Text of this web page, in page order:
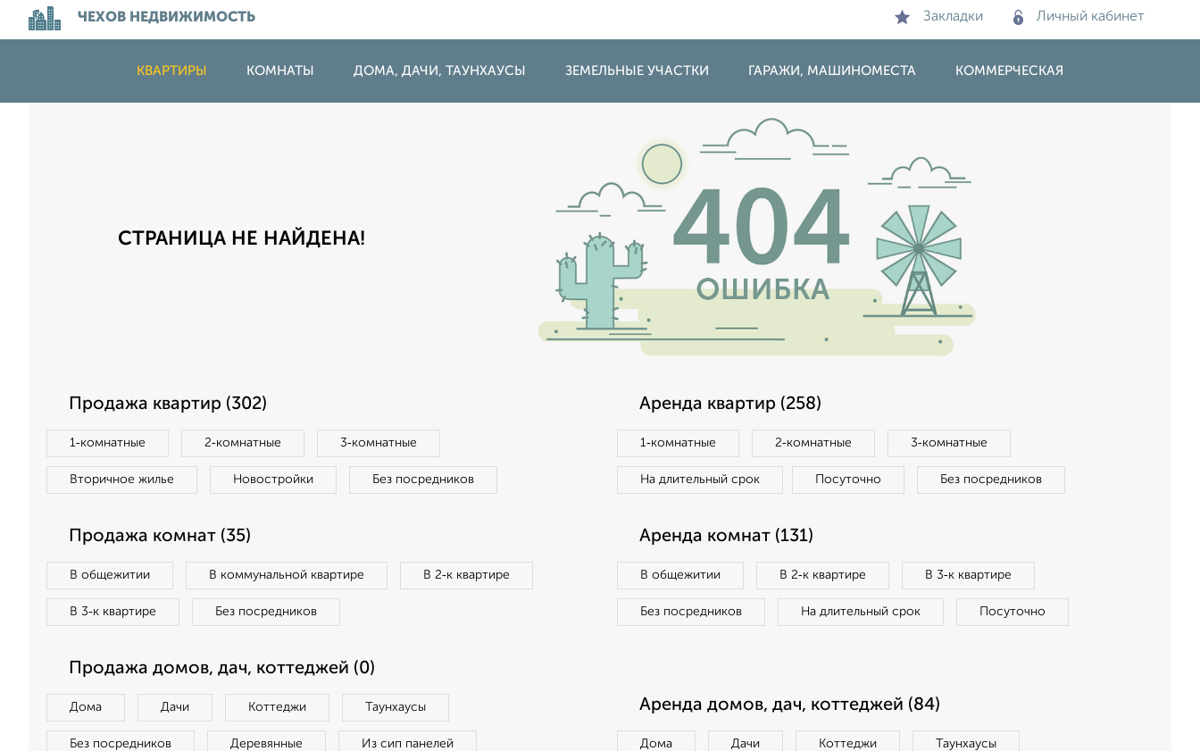
ЧЕХОВ НЕДВИЖИМОСТЬ Закладки Личный кабинет
КВАРТИРЫ КОМНАТЫ ДОМА, ДАЧИ, ТАУНХАУСЫ ЗЕМЕЛЬНЫЕ УЧАСТКИ ГАРАЖИ, МАШИНОМЕСТА КОММЕРЧЕСКАЯ
СТРАНИЦА НЕ НАЙДЕНА!
Продажа квартир (302)
1‑комнатные 2‑комнатные 3‑комнатные
Вторичное жилье Новостройки Без посредников
Аренда квартир (258)
1‑комнатные 2‑комнатные 3‑комнатные
На длительный срок Посуточно Без посредников
Продажа комнат (35)
В общежитии В коммунальной квартире В 2‑к квартире
В 3‑к квартире Без посредников
Аренда комнат (131)
В общежитии В 2‑к квартире В 3‑к квартире
Без посредников На длительный срок Посуточно
Продажа домов, дач, коттеджей (0)
Дома Дачи Коттеджи Таунхаусы
Без посредников Деревянные Из сип панелей
Аренда домов, дач, коттеджей (84)
Дома Дачи Коттеджи Таунхаусы